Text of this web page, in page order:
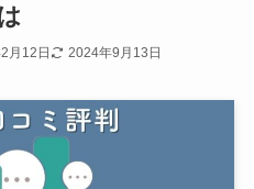
月12日 2024年9月13日